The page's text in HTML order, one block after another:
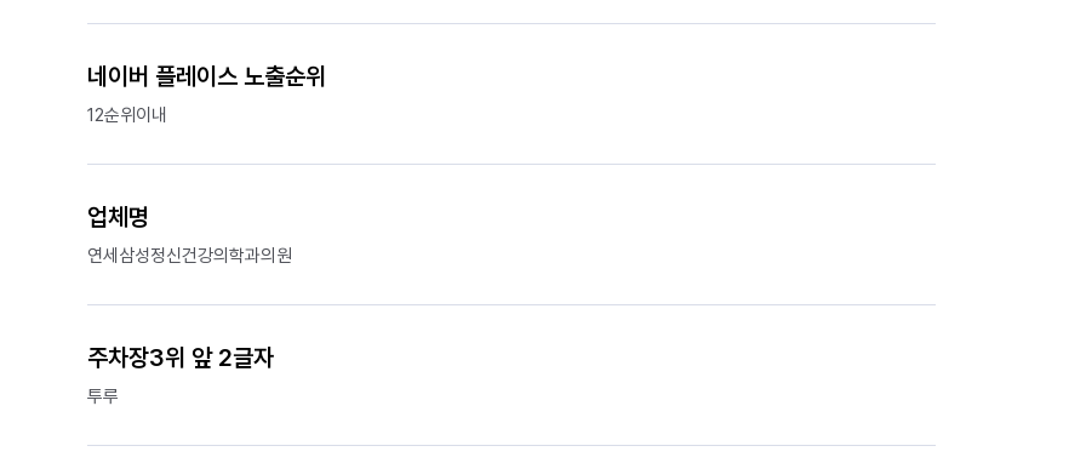
네이버 플레이스 노출순위
12순위이내
업체명
연세삼성정신건강의학과의원
주차장3위 앞 2글자
투루